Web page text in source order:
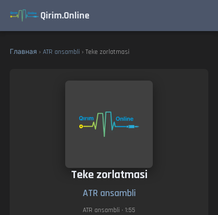
Qirim.Online
Главная › ATR ansambli › Teke zorlatmasi
Teke zorlatmasi
ATR ansambli
ATR ansambli • 1:55